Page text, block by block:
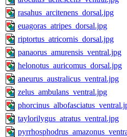
rasahus_arcitenens_dorsal.jpg
euagoras_atripes_dorsal.jpg
riptortus_atricornis_dorsal.jpg
panaorus_amurensis_ventral.jpg
helonotus_auricomus_dorsal.jpg
aneurus_australicus_ventral.jpg
zelus_ambulans_ventral.jpg
taylorilygus_atratus_ventral.jpg